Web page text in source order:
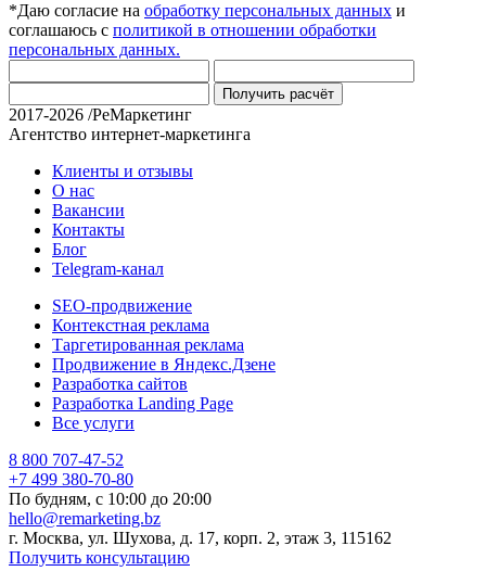
*Даю согласие на обработку персональных данных и
соглашаюсь с политикой в отношении обработки
персональных данных.
Получить расчёт
2017-2026 /РеМаркетинг
Агентство интернет-маркетинга
Клиенты и отзывы
О нас
Вакансии
Контакты
Блог
Telegram-канал
SEO-продвижение
Контекстная реклама
Таргетированная реклама
Продвижение в Яндекс.Дзене
Разработка сайтов
Разработка Landing Page
Все услуги
8 800 707-47-52
+7 499 380-70-80
По будням, с 10:00 до 20:00
hello@remarketing.bz
г. Москва, ул. Шухова, д. 17, корп. 2, этаж 3, 115162
Получить консультацию